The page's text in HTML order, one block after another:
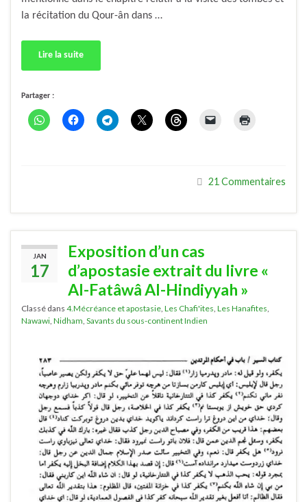
la récitation du Qour-ân dans …
Lire la suite
Partager :
21 Commentaires
JAN
17
Exposition d’un cas
d’apostasie extrait du livre «
Al-Fatâwâ Al-Hindiyyah »
Classé dans 4.Mécréance et apostasie, Les Chafi'ites, Les Hanafites,
Nawawi, Nidham, Savants du sous-continent Indien